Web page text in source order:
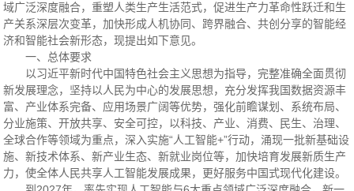
域广泛深度融合，重塑人类生产生活范式，促进生产力革命性跃迁和生
产关系深层次变革，加快形成人机协同、跨界融合、共创分享的智能经
济和智能社会新形态，现提出如下意见。
一、总体要求
以习近平新时代中国特色社会主义思想为指导，完整准确全面贯彻
新发展理念，坚持以人民为中心的发展思想，充分发挥我国数据资源丰
富、产业体系完备、应用场景广阔等优势，强化前瞻谋划、系统布局、
分业施策、开放共享、安全可控，以科技、产业、消费、民生、治理、
全球合作等领域为重点，深入实施“人工智能+”行动，涌现一批新基础设
施、新技术体系、新产业生态、新就业岗位等，加快培育发展新质生产
力，使全体人民共享人工智能发展成果，更好服务中国式现代化建设。